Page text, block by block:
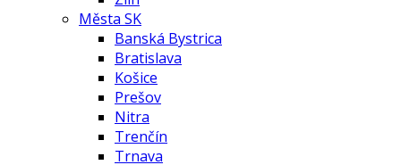
Města SK
Banská Bystrica
Bratislava
Košice
Prešov
Nitra
Trenčín
Trnava